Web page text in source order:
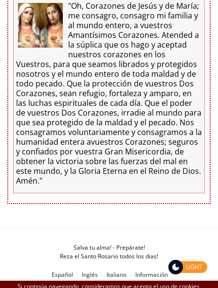
"Oh, Corazones de Jesús y de María;
me consagro, consagro mi familia y
al mundo entero, a vuestros
Amantísimos Corazones. Atended a
la súplica que os hago y aceptad
nuestros corazones en los
Vuestros, para que seamos librados y protegidos
nosotros y el mundo entero de toda maldad y de
todo pecado. Que la protección de vuestros Dos
Corazones, sean refugio, fortaleza y amparo, en
las luchas espirituales de cada día. Que el poder
de vuestros Dos Corazones, irradie al mundo para
que sea protegido de la maldad y el pecado. Nos
consagramos voluntariamente y consagramos a la
humanidad entera avuestros Corazones; seguros
y confiados por vuestra Gran Misericordia, de
obtener la victoria sobre las fuerzas del mal en
este mundo, y la Gloria Eterna en el Reino de Dios.
Amén."
Salva tu alma! - Prepárate!
Reza el Santo Rosario todos los dias!
Español Inglés Italiano
Información
Si continúa navegando, consideramos que acepta el uso de cookies.
LIGHT